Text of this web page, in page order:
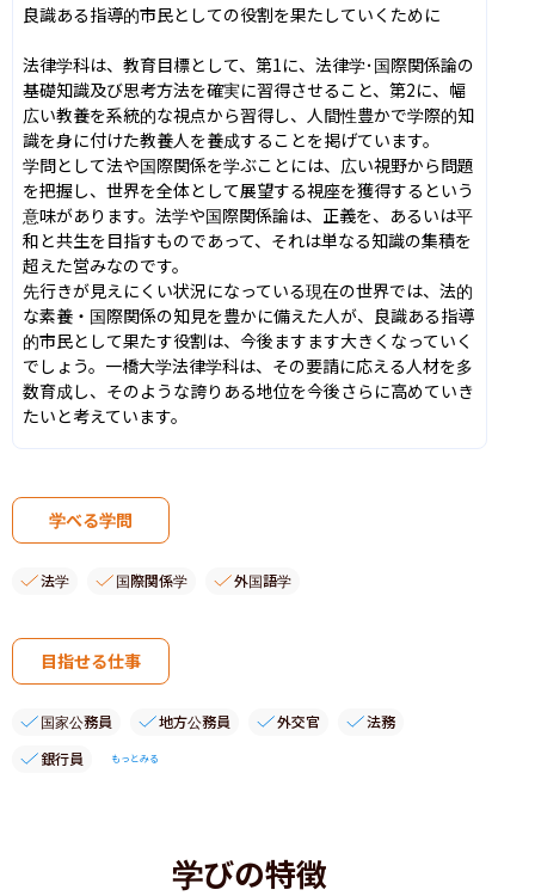
良識ある指導的市民としての役割を果たしていくために
法律学科は、教育目標として、第1に、法律学･国際関係論の
基礎知識及び思考方法を確実に習得させること、第2に、幅
広い教養を系統的な視点から習得し、人間性豊かで学際的知
識を身に付けた教養人を養成することを掲げています。
学問として法や国際関係を学ぶことには、広い視野から問題
を把握し、世界を全体として展望する視座を獲得するという
意味があります。法学や国際関係論は、正義を、あるいは平
和と共生を目指すものであって、それは単なる知識の集積を
超えた営みなのです。
先行きが見えにくい状況になっている現在の世界では、法的
な素養・国際関係の知見を豊かに備えた人が、良識ある指導
的市民として果たす役割は、今後ますます大きくなっていく
でしょう。一橋大学法律学科は、その要請に応える人材を多
数育成し、そのような誇りある地位を今後さらに高めていき
たいと考えています。
学べる学問
法学 国際関係学 外国語学
目指せる仕事
国家公務員 地方公務員 外交官
法務
銀行員
もっとみる
学びの特徴